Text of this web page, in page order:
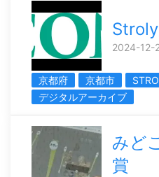
Stroly
2024-12-
京都府 京都市
デジタルアーカイブ
みど
賞